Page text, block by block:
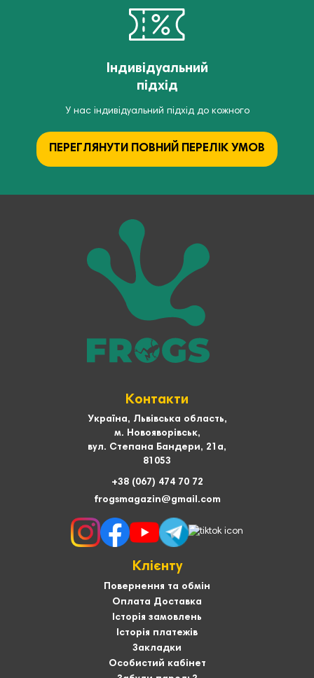
Індивідуальний
підхід
У нас індивідуальний підхід до кожного
ПЕРЕГЛЯНУТИ ПОВНИЙ ПЕРЕЛІК УМОВ
Контакти
Україна, Львівська область,
м. Новояворівськ,
вул. Степана Бандери, 21а,
81053
+38 (067) 474 70 72
frogsmagazin@gmail.com
Клієнту
Повернення та обмін
Оплата Доставка
Історія замовлень
Історія платежів
Закладки
Особистий кабінет